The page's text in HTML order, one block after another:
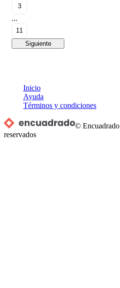
3
...
11
Siguiente
Inicio
Ayuda
Términos y condiciones
© Encuadrado
reservados